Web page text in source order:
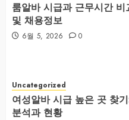
룸알바 시급과 근무시간
및 채용정보
6월 5, 2026 0
Uncategorized
여성알바 시급 높은 곳 찾
분석과 현황